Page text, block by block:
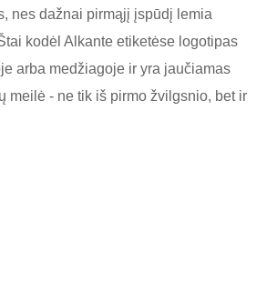
nes dažnai pirmąjį įspūdį lemia
kodėl Alkante etiketėse logotipas
arba medžiagoje ir yra jaučiamas
meilė - ne tik iš pirmo žvilgsnio, bet ir